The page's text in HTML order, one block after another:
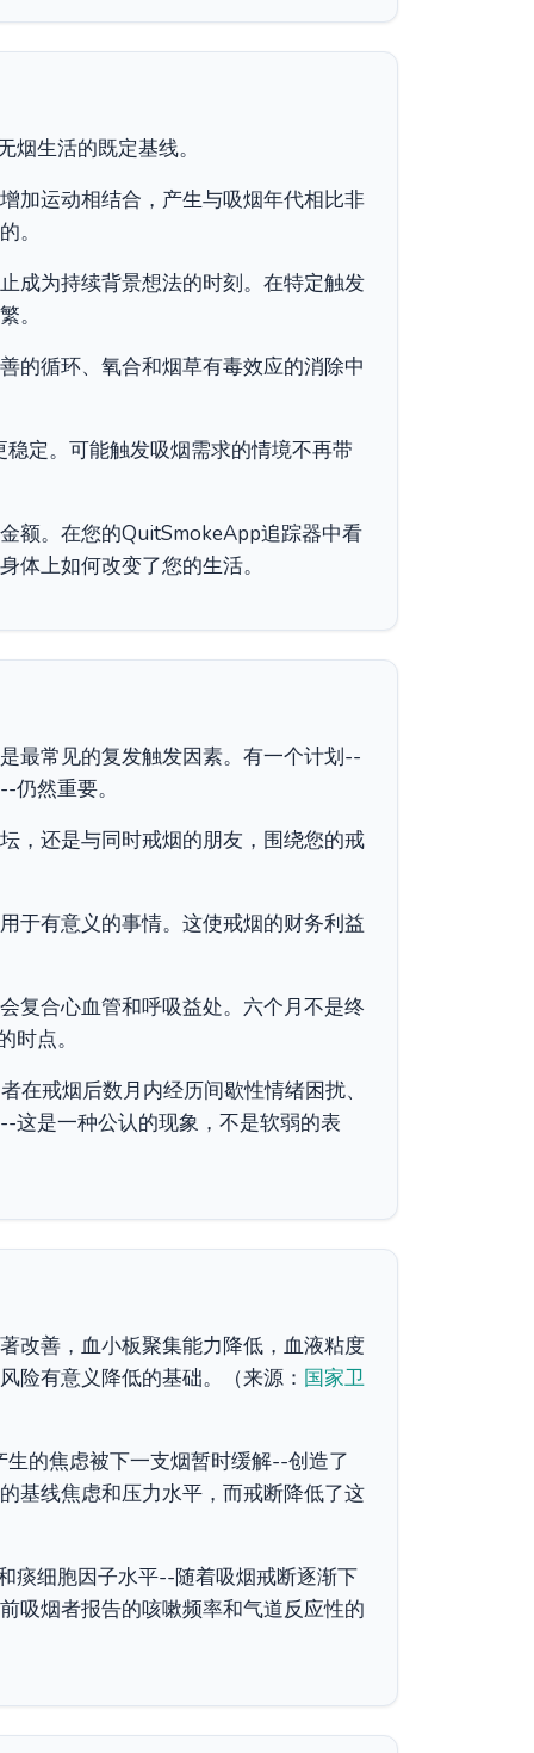
生活的既定基线。
加运动相结合，产生与吸烟年代相比非
。
成为持续背景想法的时刻。在特定触发
。
的循环、氧合和烟草有毒效应的消除中
定。可能触发吸烟需求的情境不再带
额。在您的QuitSmokeApp追踪器中看
体上如何改变了您的生活。
最常见的复发触发因素。有一个计划--
然重要。
，还是与同时戒烟的朋友，围绕您的戒
于有意义的事情。这使戒烟的财务利益
复合心血管和呼吸益处。六个月不是终
点。
在戒烟后数月内经历间歇性情绪困扰、
这是一种公认的现象，不是软弱的表
改善，血小板聚集能力降低，血液粘度
险有意义降低的基础。（来源： 国家卫
的焦虑被下一支烟暂时缓解--创造了
基线焦虑和压力水平，而戒断降低了这
痰细胞因子水平--随着吸烟戒断逐渐下
吸烟者报告的咳嗽频率和气道反应性的